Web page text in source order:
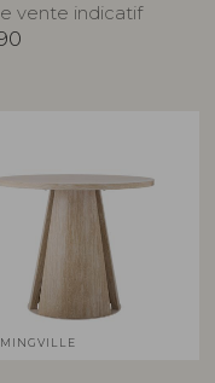
vente indicatif